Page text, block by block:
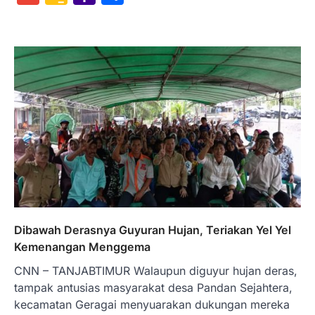
Dibawah Derasnya Guyuran Hujan, Teriakan Yel Yel
Kemenangan Menggema
CNN – TANJABTIMUR Walaupun diguyur hujan deras,
tampak antusias masyarakat desa Pandan Sejahtera,
kecamatan Geragai menyuarakan dukungan mereka